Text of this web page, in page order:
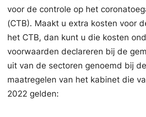
voor de controle op het
(CTB). Maakt u extra kosten voor
het CTB, dan kunt u die kosten
voorwaarden declareren bij de
uit van de sectoren genoemd bij
maatregelen van het kabinet die
2022 gelden: